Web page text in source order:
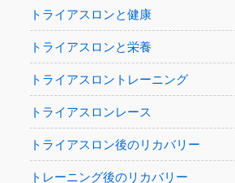
トライアスロンと健康
トライアスロンと栄養
トライアスロントレーニング
トライアスロンレース
トライアスロン後のリカバリー
トレーニング後のリカバリー